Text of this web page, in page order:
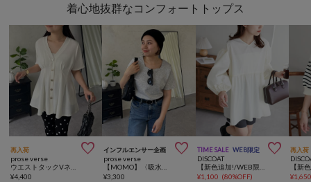
着心地抜群なコンフォートトップス
再入荷 
prose verse
¥4,400
インフルエンサー企画 
prose verse
¥3,300
TIME SALE WEB限定 
DISCOAT
¥1,100 (80%OFF)
再入荷
¥